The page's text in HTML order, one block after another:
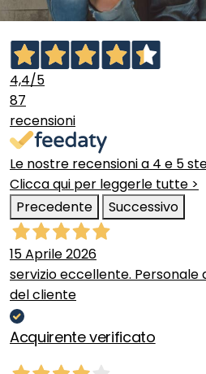
4,4/5
87
recensioni
Le nostre recensioni a 4 e 5
Clicca qui per leggerle tutte >
Precedente
Successivo
15 Aprile 2026
servizio eccellente.
del cliente
Acquirente verificato